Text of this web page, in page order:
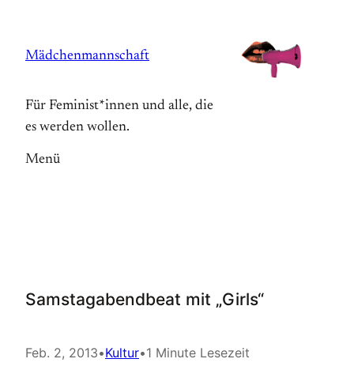
springen
Mädchenmannschaft
Für Feminist*innen und alle, die
es werden wollen.
Menü
Samstagabendbeat mit „Girls“
Feb. 2, 2013•Kultur•1 Minute Lesezeit